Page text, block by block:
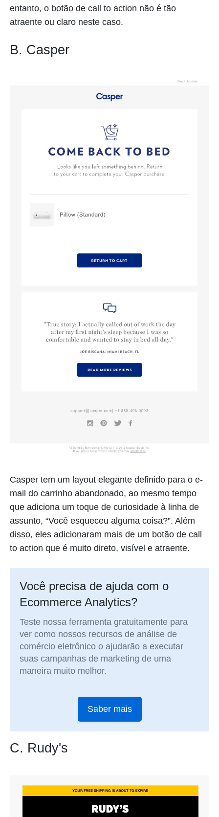
entanto, o botão de call to action não é tão
atraente ou claro neste caso.
B. Casper
Casper tem um layout elegante definido para o e-
mail do carrinho abandonado, ao mesmo tempo
que adiciona um toque de curiosidade à linha de
assunto, “Você esqueceu alguma coisa?”. Além
disso, eles adicionaram mais de um botão de call
to action que é muito direto, visível e atraente.
Você precisa de ajuda com o
Ecommerce Analytics?
Teste nossa ferramenta gratuitamente para
ver como nossos recursos de análise de
comércio eletrônico o ajudarão a executar
suas campanhas de marketing de uma
maneira muito melhor.
Saber mais
C. Rudy's